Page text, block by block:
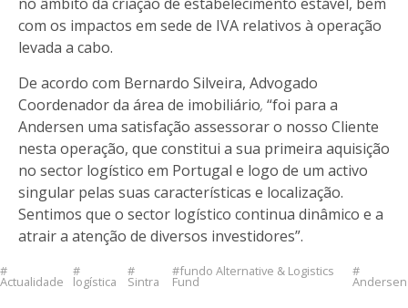
com os impactos em sede de IVA relativos à operação
levada a cabo.
De acordo com Bernardo Silveira, Advogado
Coordenador da área de imobiliário, “foi para a
Andersen uma satisfação assessorar o nosso Cliente
nesta operação, que constitui a sua primeira aquisição
no sector logístico em Portugal e logo de um activo
singular pelas suas características e localização.
Sentimos que o sector logístico continua dinâmico e a
atrair a atenção de diversos investidores”.
Actualidade logística Sintra
fundo Alternative & Logistics
Fund Andersen